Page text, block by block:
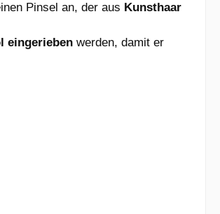
Pinsel an, der aus Kunsthaar
eingerieben werden, damit er